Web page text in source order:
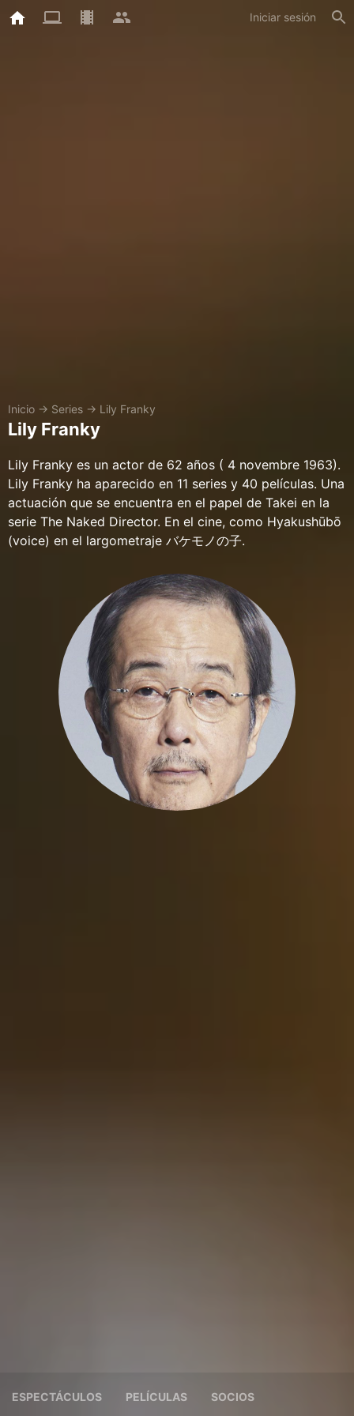
Iniciar sesión
Inicio → Series → Lily Franky
Lily Franky
Lily Franky es un actor de 62 años ( 4 novembre 1963).
Lily Franky ha aparecido en 11 series y 40 películas. Una
actuación que se encuentra en el papel de Takei en la
serie The Naked Director. En el cine, como Hyakushūbō
(voice) en el largometraje バケモノの子.
ESPECTÁCULOS PELÍCULAS SOCIOS